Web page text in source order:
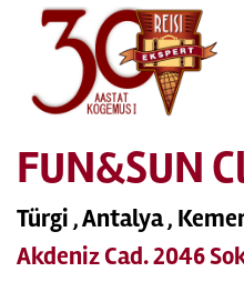
FUN&SUN
Türgi , Antalya ,
Akdeniz Cad. 2046